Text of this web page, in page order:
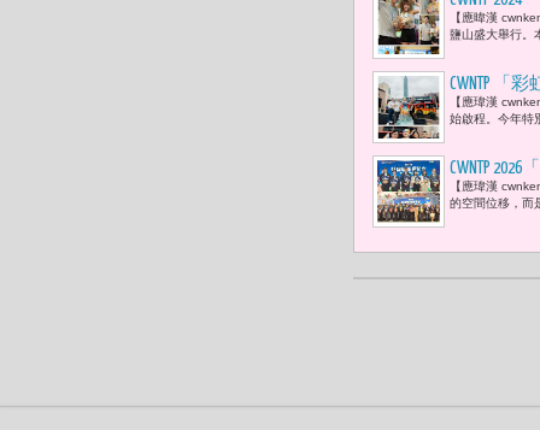
【應暐漢
鹽山盛大舉行。
CWNTP 「
【應瑋漢
始啟程。今年特
CWNTP
Sammy
【應瑋漢
的空間位移，而